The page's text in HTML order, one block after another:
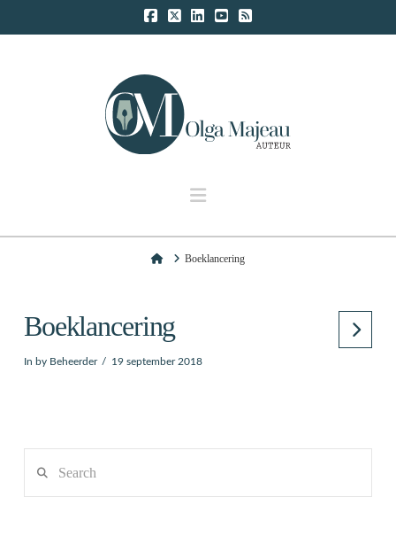
Navigation
HomeBoeklancering
Boeklancering
In by Beheerder 19 september 2018